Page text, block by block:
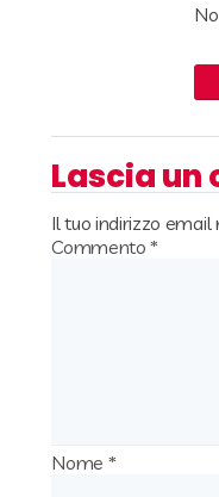
Lascia un
Il tuo indirizzo email
Commento*
Nome *